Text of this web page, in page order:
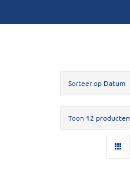
Sorteer op Datum
Toon 12 producten